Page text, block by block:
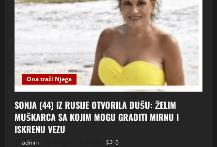
Ona traži Njega
SONJA (44) IZ RUSIJE OTVORILA DUŠU: ŽELIM
MUŠKARCA SA KOJIM MOGU GRADITI MIRNU I
ISKRENU VEZU
admin 0